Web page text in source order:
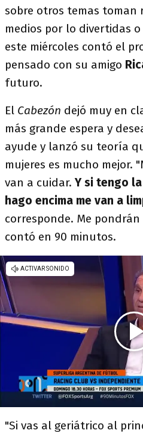
sobre otros temas toman
medios por lo divertidas
este miércoles contó el
pensado con su amigo
futuro.
El Cabezón dejó muy en
más grande espera y
ayude y lanzó su teoría
mujeres es mucho mejor.
van a cuidar. Y si tengo
hago encima me van a
corresponde. Me
contó en 90 minutos.
"Si vas al geriátrico al